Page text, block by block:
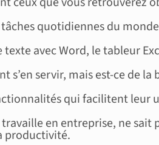
quotidiennes du
avec Word, le tableur
s’en servir, mais est-ce de la
qui facilitent leur
en entreprise, ne
productivité.